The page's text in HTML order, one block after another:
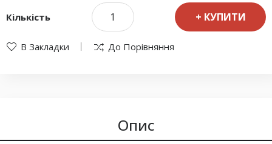
Кількість КУПИТИ
В Закладки До Порівняння
Опис